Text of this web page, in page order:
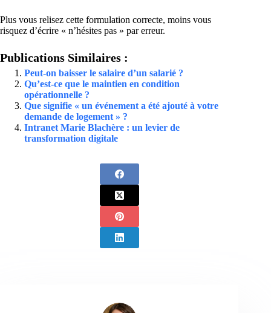
Plus vous relisez cette formulation correcte, moins vous
risquez d’écrire « n’hésites pas » par erreur.
Publications Similaires :
Peut-on baisser le salaire d’un salarié ?
Qu’est-ce que le maintien en condition
opérationnelle ?
Que signifie « un événement a été ajouté à votre
demande de logement » ?
Intranet Marie Blachère : un levier de
transformation digitale